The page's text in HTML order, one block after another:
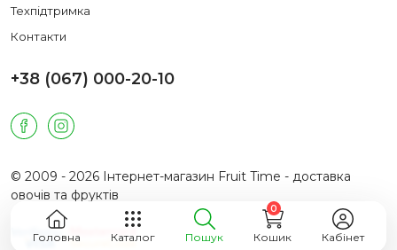
Техпідтримка
Контакти
+38 (067) 000-20-10
© 2009 - 2026 Інтернет-магазин Fruit Time - доставка
овочів та фруктів
Головна Каталог Пошук Кошик
0
Кабінет